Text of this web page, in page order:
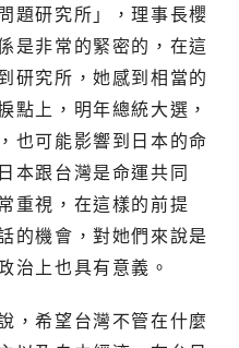
題研究所」，理事長櫻
是非常的緊密的，在這
研究所，她感到相當的
點上，明年總統大選，
也可能影響到日本的命
本跟台灣是命運共同
重視，在這樣的前提
的機會，對她們來說是
治上也具有意義。
，希望台灣不管在什麼